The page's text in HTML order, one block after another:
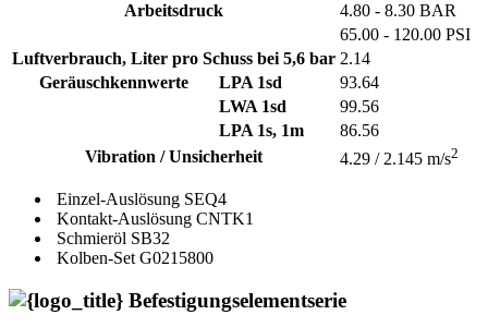
Arbeitsdruck
4.80 - 8.30 BAR
65.00 - 120.00 PSI
Luftverbrauch, Liter pro Schuss bei 5,6 bar 2.14
Geräuschkennwerte
LPA 1sd
93.64
LWA 1sd
99.56
LPA 1s, 1m
86.56
Vibration / Unsicherheit
4.29 / 2.145 m/s2
Einzel-Auslösung SEQ4
Kontakt-Auslösung CNTK1
Schmieröl SB32
Kolben-Set G0215800
Befestigungselementserie